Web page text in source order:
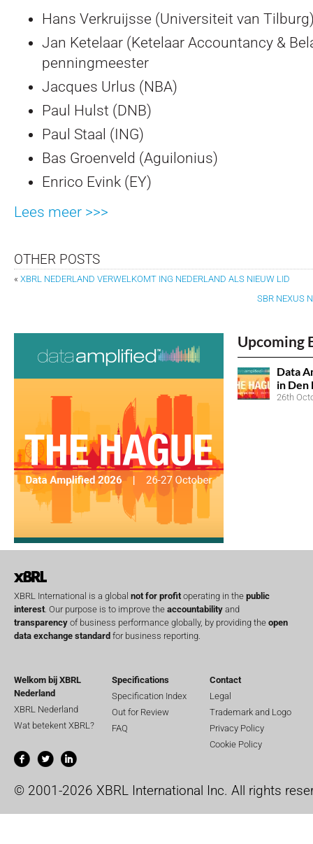
Hans Verkruijsse (Universiteit van
Jan Ketelaar (Ketelaar Accountancy &
penningmeester
Jacques Urlus (NBA)
Paul Hulst (DNB)
Paul Staal (ING)
Bas Groenveld (Aguilonius)
Enrico Evink (EY)
Lees meer >>>
OTHER POSTS
« XBRL NEDERLAND VERWELKOMT ING NEDERLAND ALS NIEUW LID
SBR NEXUS
Upcoming
Data
in Den
26th
XBRL International is a global not for profitoperating in the public
interest. Our purpose is to improve the accountability and
transparency of business performance globally, by providing the open
data exchange standard for business reporting.
Welkom bij XBRL
Nederland
XBRL Nederland
Wat betekent XBRL?
Specifications
Specification Index
Out for Review
FAQ
Contact
Legal
Trademark and Logo
Privacy Policy
Cookie Policy
© 2001-2026 XBRL International Inc. All rights